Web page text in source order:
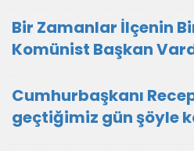
Bir Zamanlar İlçenin
Komünist Başkan
Cumhurbaşkanı
geçtiğimiz gün şöyle